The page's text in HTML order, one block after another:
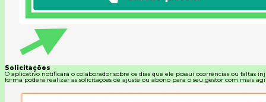
Solicitações
O aplicativo notificará o colaborador sobre os dias que ele possui ocorrências ou faltas
forma poderá realizar as solicitações de ajuste ou abono para o seu gestor com mais